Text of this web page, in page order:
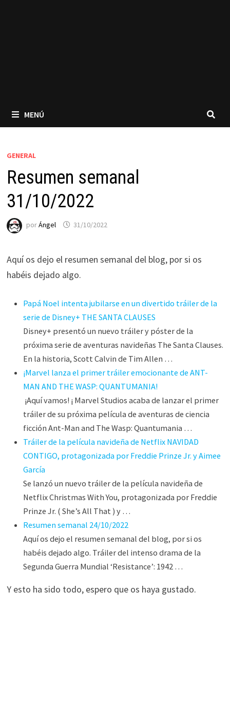
MENÚ
GENERAL
Resumen semanal
31/10/2022
porÁngel 31/10/2022
Aquí os dejo el resumen semanal del blog, por si os
habéis dejado algo.
Papá Noel intenta jubilarse en un divertido tráiler de la
serie de Disney+ THE SANTA CLAUSES
Disney+ presentó un nuevo tráiler y póster de la
próxima serie de aventuras navideñas The Santa Clauses.
En la historia, Scott Calvin de Tim Allen …
¡Marvel lanza el primer tráiler emocionante de ANT-
MAN AND THE WASP: QUANTUMANIA!
¡Aquí vamos! ¡ Marvel Studios acaba de lanzar el primer
tráiler de su próxima película de aventuras de ciencia
ficción Ant-Man and The Wasp: Quantumania …
Tráiler de la película navideña de Netflix NAVIDAD
CONTIGO, protagonizada por Freddie Prinze Jr. y Aimee
García
Se lanzó un nuevo tráiler de la película navideña de
Netflix Christmas With You, protagonizada por Freddie
Prinze Jr. ( She’s All That ) y …
Resumen semanal 24/10/2022
Aquí os dejo el resumen semanal del blog, por si os
habéis dejado algo. Tráiler del intenso drama de la
Segunda Guerra Mundial ‘Resistance’: 1942 …
Y esto ha sido todo, espero que os haya gustado.